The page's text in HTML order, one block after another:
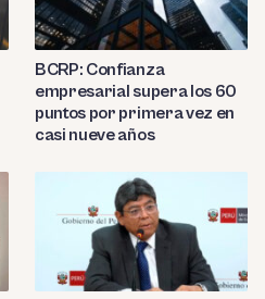
BCRP: Confianza
empresarial supera los 60
puntos por primera vez en
casi nueve años